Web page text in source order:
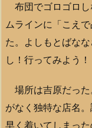
布団でゴロゴロし
ムラインに「こえ
た。よしもとばな
し！行ってみよう！
場所は吉原だった
がなく独特な店名
早く着いてしまっ